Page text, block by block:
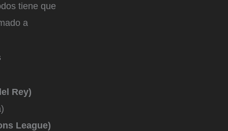
tiene que
a
Rey)
League)